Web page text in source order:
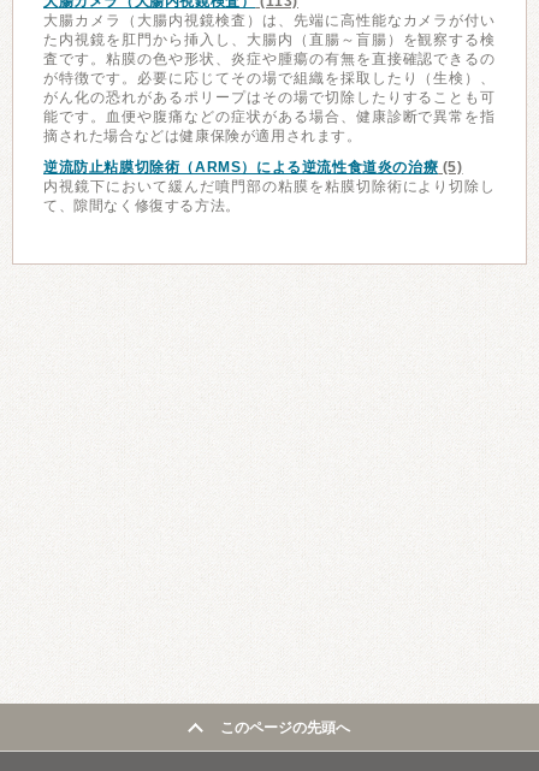
大腸カメラ（大腸内視鏡検査）は、先端に高性能なカメラが付い
た内視鏡を肛門から挿入し、大腸内（直腸～盲腸）を観察する検
査です。粘膜の色や形状、炎症や腫瘍の有無を直接確認できるの
が特徴です。必要に応じてその場で組織を採取したり（生検）、
がん化の恐れがあるポリープはその場で切除したりすることも可
能です。血便や腹痛などの症状がある場合、健康診断で異常を指
摘された場合などは健康保険が適用されます。
逆流防止粘膜切除術（ARMS）による逆流性食道炎の治療 (5)
内視鏡下において緩んだ噴門部の粘膜を粘膜切除術により切除し
て、隙間なく修復する方法。
このページの先頭へ